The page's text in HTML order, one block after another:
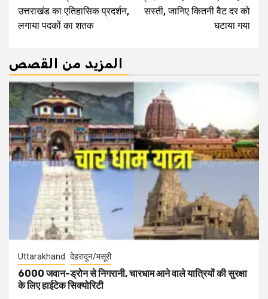
उत्तराखंड का एतिहासिक प्रदर्शन,
लगाया पदकों का शतक
सस्ती, जानिए कितनी वैट दर को
घटाया गया
المزيد من القصص
Uttarakhand देहरादून/मसूरी
6000 जवान-ड्रोन से निगरानी, चारधाम आने वाले यात्रियों की सुरक्षा
के लिए हाईटेक सिक्योरिटी